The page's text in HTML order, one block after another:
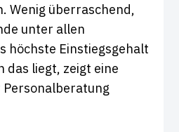
Wenig überraschend,
unter allen
höchste Einstiegsgehalt
das liegt, zeigt eine